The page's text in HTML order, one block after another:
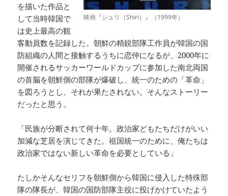
映画『シュリ（Shiri）』（1999年）
を描いた作品と
して当時韓国で
は史上最高の観
客動員数を記録した。朝鮮の精鋭部隊工作員が韓国の国
防組織の人間と接触するうちに恋仲になるが、2000年に
開催されるサッカーワールドカップに参加した南北両国
の首脳を朝鮮側の部隊が爆破し、統一のための「革命」
を図ろうとし、それが果たされない。そんなストーリー
だったと思う。
「民族が分断されて何十年。政治家どもたちだけがいい
加減な芝居を演じてきた。祖国統一のために、俺たちは
政治家ではない新しい革命を必要としている」
たしかそんなセリフを朝鮮側から韓国に侵入した特殊部
隊の隊長が、韓国の国防部隊主役に投げかけていたよう